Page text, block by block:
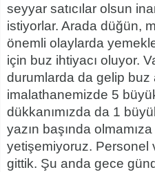
seyyar satıcılar olsun
istiyorlar. Arada düğün,
önemli olaylarda
için buz ihtiyacı oluyor.
durumlarda da gelip buz
imalathanemizde 5
dükkanımızda da 1
yazın başında
yetişemiyoruz. Personel
gittik. Şu anda gece